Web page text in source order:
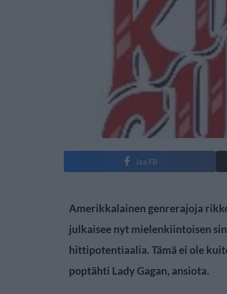
Jaa FB
Amerikkalainen genrerajoja
julkaisee nyt mielenkiintoisen
hittipotentiaalia. Tämä ei ole
poptähti Lady Gagan, ansiota.